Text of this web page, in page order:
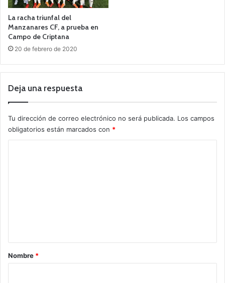
La racha triunfal del
Manzanares CF, a prueba en
Campo de Criptana
20 de febrero de 2020
Deja una respuesta
Tu dirección de correo electrónico no será publicada. Los campos
obligatorios están marcados con *
rNombre *